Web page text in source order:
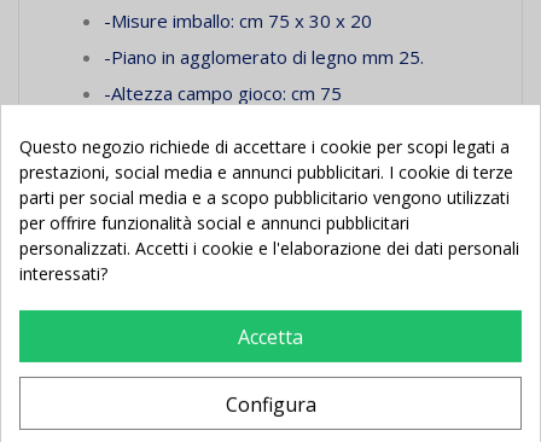
-Misure imballo: cm 75 x 30 x 20
-Piano in agglomerato di legno mm 25.
-Altezza campo gioco: cm 75
Potrebbe Anche Piacerti
In Saldo! Nuovo In Saldo! Nuovo
Questo negozio richiede di accettare i cookie per scopi legati a
prestazioni, social media e annunci pubblicitari. I cookie di terze
parti per social media e a scopo pubblicitario vengono utilizzati
per offrire funzionalità social e annunci pubblicitari
personalizzati. Accetti i cookie e l'elaborazione dei dati personali
interessati?
Accetta
Configura